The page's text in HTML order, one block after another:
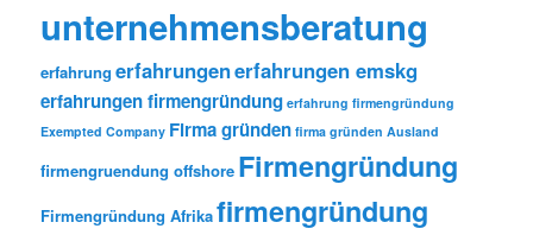
unternehmensberatung
erfahrung erfahrungenerfahrungen emskg
erfahrungen firmengründung erfahrung firmengründung
Exempted Company Firma gründen firma gründen Ausland
firmengruendung offshore Firmengründung
Firmengründung Afrikafirmengründung